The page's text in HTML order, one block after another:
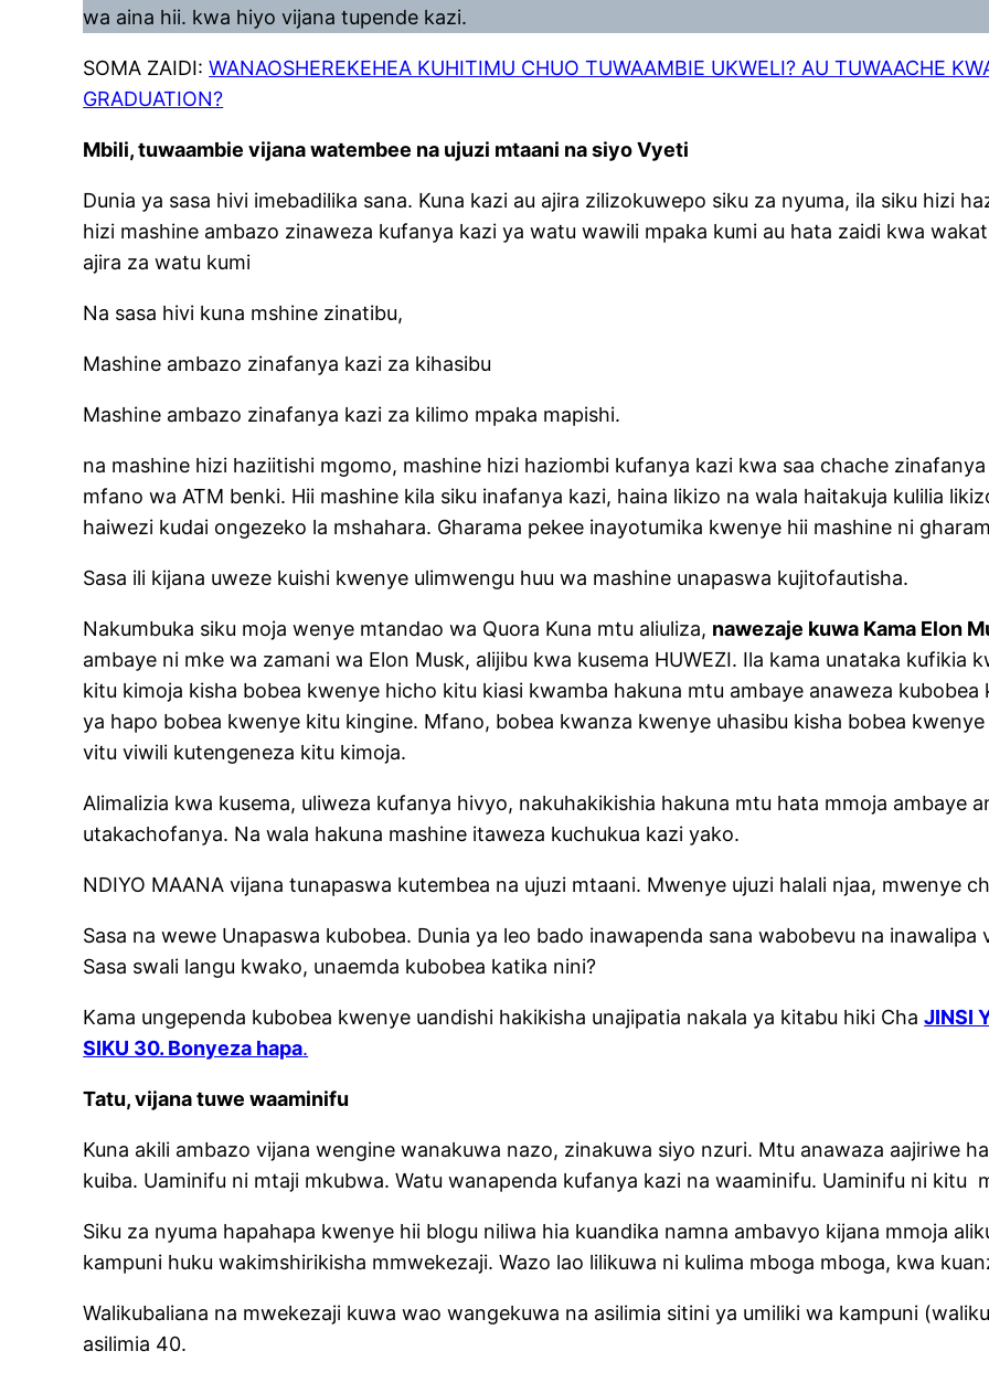
wa aina hii. kwa hiyo vijana tupende kazi.
SOMA ZAIDI:WANAOSHEREKEHEA KUHITIMU CHUO TUWAAMBIE UKWELI? AU TUWAACHE
GRADUATION?
Mbili, tuwaambie vijana watembee na ujuzi mtaani na siyo Vyeti
Dunia ya sasa hivi imebadilika sana. Kuna kazi au ajira zilizokuwepo siku za nyuma, ila siku hizi
hizi mashine ambazo zinaweza kufanya kazi ya watu wawili mpaka kumi au hata zaidi kwa
ajira za watu kumi
Na sasa hivi kuna mshine zinatibu,
Mashine ambazo zinafanya kazi za kihasibu
Mashine ambazo zinafanya kazi za kilimo mpaka mapishi.
na mashine hizi haziitishi mgomo, mashine hizi haziombi kufanya kazi kwa saa chache
mfano wa ATM benki. Hii mashine kila siku inafanya kazi, haina likizo na wala haitakuja kulilia
haiwezi kudai ongezeko la mshahara. Gharama pekee inayotumika kwenye hii mashine ni
Sasa ili kijana uweze kuishi kwenye ulimwengu huu wa mashine unapaswa kujitofautisha.
Nakumbuka siku moja wenye mtandao wa Quora Kuna mtu aliuliza, nawezaje kuwa Kama Elon
ambaye ni mke wa zamani wa Elon Musk, alijibu kwa kusema HUWEZI. Ila kama unataka kufikia
kitu kimoja kisha bobea kwenye hicho kitu kiasi kwamba hakuna mtu ambaye anaweza
ya hapo bobea kwenye kitu kingine. Mfano, bobea kwanza kwenye uhasibu kisha bobea
vitu viwili kutengeneza kitu kimoja.
Alimalizia kwa kusema, uliweza kufanya hivyo, nakuhakikishia hakuna mtu hata mmoja ambaye
utakachofanya. Na wala hakuna mashine itaweza kuchukua kazi yako.
NDIYO MAANA vijana tunapaswa kutembea na ujuzi mtaani. Mwenye ujuzi halali njaa, mwenye
Sasa na wewe Unapaswa kubobea. Dunia ya leo bado inawapenda sana wabobevu na
Sasa swali langu kwako, unaemda kubobea katika nini?
Kama ungependa kubobea kwenye uandishi hakikisha unajipatia nakala ya kitabu hiki ChaJINSI
SIKU 30. Bonyeza hapa.
Tatu, vijana tuwe waaminifu
Kuna akili ambazo vijana wengine wanakuwa nazo, zinakuwa siyo nzuri. Mtu anawaza aajiriwe
kuiba. Uaminifu ni mtaji mkubwa. Watu wanapenda kufanya kazi na waaminifu. Uaminifu ni kitu
Siku za nyuma hapahapa kwenye hii blogu niliwa hia kuandika namna ambavyo kijana mmoja
kampuni huku wakimshirikisha mmwekezaji. Wazo lao lilikuwa ni kulima mboga mboga, kwa
Walikubaliana na mwekezaji kuwa wao wangekuwa na asilimia sitini ya umiliki wa kampuni
asilimia 40.